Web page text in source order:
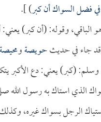
في فضل السواك أن كبر) ].
الباقي، وقوله: (أن كبر)
جاء في حديثحويصةومحيصة
وسلم: (كبر) يعني: دع الأكبر
الذي استاك به رسول الله
الرجل بسواك غيره،